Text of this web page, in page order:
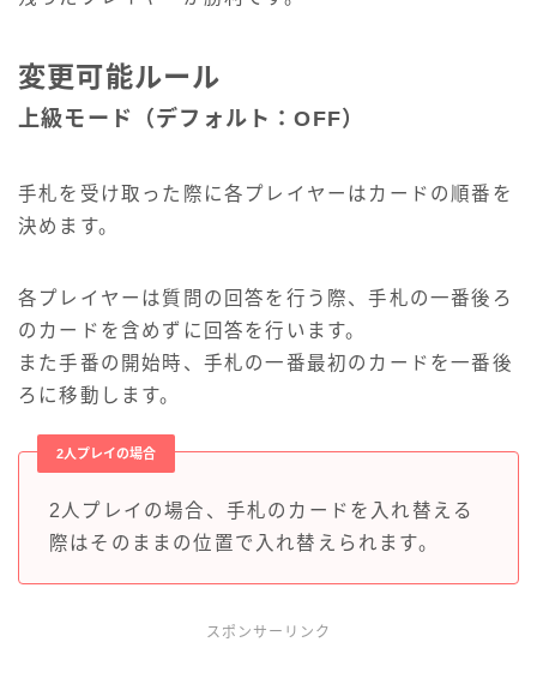
変更可能ルール
上級モード（デフォルト：OFF）
手札を受け取った際に各プレイヤーはカードの順番を
決めます。
各プレイヤーは質問の回答を行う際、手札の一番後ろ
のカードを含めずに回答を行います。
また手番の開始時、手札の一番最初のカードを一番後
ろに移動します。
2人プレイの場合
2人プレイの場合、手札のカードを入れ替える
際はそのままの位置で入れ替えられます。
スポンサーリンク